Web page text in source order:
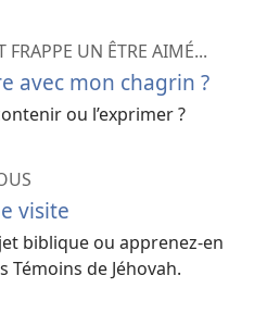
UN ÊTRE AIMÉ...
avec mon chagrin ?
ou l’exprimer ?
visite
biblique ou apprenez-​en
Témoins de Jéhovah.